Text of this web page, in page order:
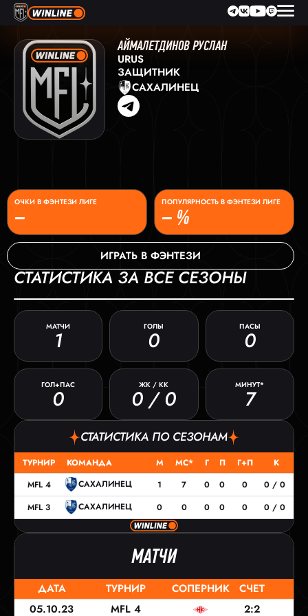
АЙМАЛЕТДИНОВ РУСЛАН
URUS
ЗАЩИТНИК
САХАЛИНЕЦ
–
ОЧКИ В ФЭНТЕЗИ ЛИГЕ
– %
ПОПУЛЯРНОСТЬ В ФЭНТЕЗИ ЛИГЕ
ИГРАТЬ В ФЭНТЕЗИ
СТАТИСТИКА ЗА ВСЕ СЕЗОНЫ
МАТЧИ
1
ГОЛЫ
0
ПАСЫ
0
ГОЛ+ПАС
0
ЖК / КК
0 / 0
МИНУТ*
7
СТАТИСТИКА ПО СЕЗОНАМ
ТУРНИР КОМАНДА М МС* Г П Г+П
К
MFL 4
САХАЛИНЕЦ 1 7 0 0 0
0 / 0
MFL 3
САХАЛИНЕЦ 0 0 0 0 0 0 / 0
МАТЧИ
ДАТА ТУРНИР СОПЕРНИК
СЧЕТ
05.10.23
MFL 4 2:2